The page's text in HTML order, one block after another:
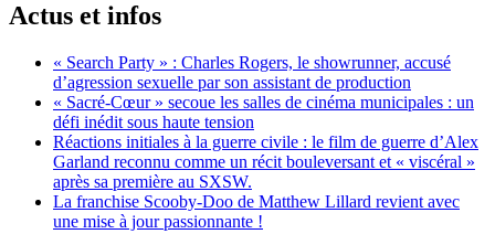
Actus et infos
« Search Party » : Charles Rogers, le showrunner, accusé
d’agression sexuelle par son assistant de production
« Sacré-Cœur » secoue les salles de cinéma municipales : un
défi inédit sous haute tension
Réactions initiales à la guerre civile : le film de guerre d’Alex
Garland reconnu comme un récit bouleversant et « viscéral »
après sa première au SXSW.
La franchise Scooby-Doo de Matthew Lillard revient avec
une mise à jour passionnante !